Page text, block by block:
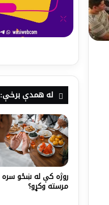
له همدې برخې:
روژه کې له ښځو سره
مرسته وکړو؟